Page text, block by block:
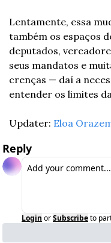
Lentamente, essa
também os espaços
deputados,
seus mandatos e
crenças — daí a
entender os limites
Updater: Eloa
Reply
Login orSubscribeto